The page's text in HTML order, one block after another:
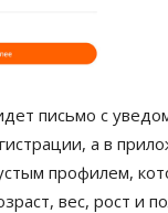
письмо с
а в
профилем,
вес, рост и